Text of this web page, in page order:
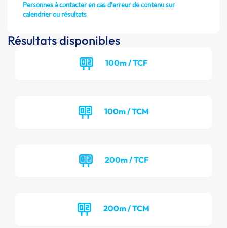
Personnes à contacter en cas d'erreur de contenu sur
calendrier ou résultats
Résultats disponibles
100m / TCF
100m / TCM
200m / TCF
200m / TCM